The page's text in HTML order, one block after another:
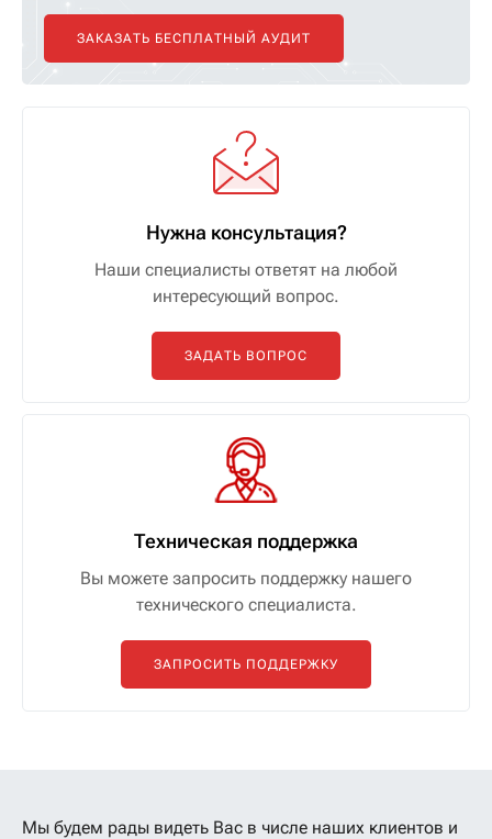
ЗАКАЗАТЬ БЕСПЛАТНЫЙ АУДИТ
Нужна консультация?
Наши специалисты ответят на любой
интересующий вопрос.
ЗАДАТЬ ВОПРОС
Техническая поддержка
Вы можете запросить поддержку нашего
технического специалиста.
ЗАПРОСИТЬ ПОДДЕРЖКУ
Мы будем рады видеть Вас в числе наших клиентов и